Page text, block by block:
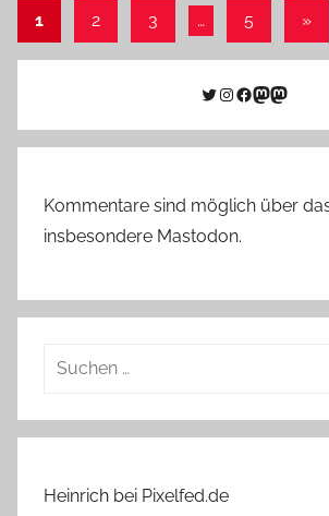
Seitennummerierung
der
1 2 3 … 5 »
Twitter
Instagram
Facebook
Link zu Mastodon
Kommentare sind möglich über
insbesondere Mastodon.
Suchen
Heinrich bei Pixelfed.de